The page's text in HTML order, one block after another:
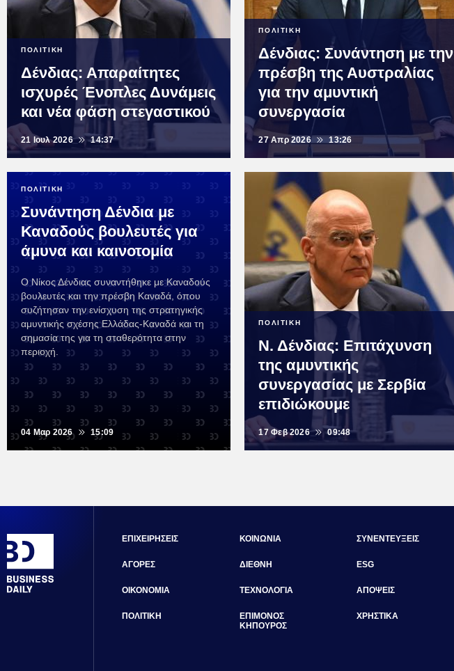
ΠΟΛΙΤΙΚΗ
Δένδιας: Απαραίτητες
ισχυρές Ένοπλες Δυνάμεις
και νέα φάση στεγαστικού
21 Ιουλ 2026 14:37
ΠΟΛΙΤΙΚΗ
Δένδιας: Συνάντηση με την
πρέσβη της Αυστραλίας
για την αμυντική
συνεργασία
27 Απρ 2026 13:26
ΠΟΛΙΤΙΚΗ
Συνάντηση Δένδια με
Καναδούς βουλευτές για
άμυνα και καινοτομία
Ο Νίκος Δένδιας συναντήθηκε με Καναδούς
βουλευτές και την πρέσβη Καναδά, όπου
συζήτησαν την ενίσχυση της στρατηγικής
αμυντικής σχέσης Ελλάδας-Καναδά και τη
σημασία της για τη σταθερότητα στην
περιοχή.
04 Μαρ 2026 15:09
ΠΟΛΙΤΙΚΗ
Ν. Δένδιας: Επιτάχυνση
της αμυντικής
συνεργασίας με Σερβία
επιδιώκουμε
17 Φεβ 2026 09:48
ΕΠΙΧΕΙΡΗΣΕΙΣ
ΑΓΟΡΕΣ
ΟΙΚΟΝΟΜΙΑ
ΠΟΛΙΤΙΚΗ
ΚΟΙΝΩΝΙΑ
ΔΙΕΘΝΗ
ΤΕΧΝΟΛΟΓΙΑ
ΕΠΙΜΟΝΟΣ
ΚΗΠΟΥΡΟΣ
ΣΥΝΕΝΤΕΥΞΕΙΣ
ESG
ΑΠΟΨΕΙΣ
ΧΡΗΣΤΙΚΑ